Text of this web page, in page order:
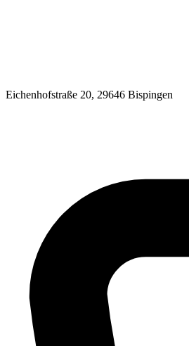
Eichenhofstraße 20, 29646 Bispingen